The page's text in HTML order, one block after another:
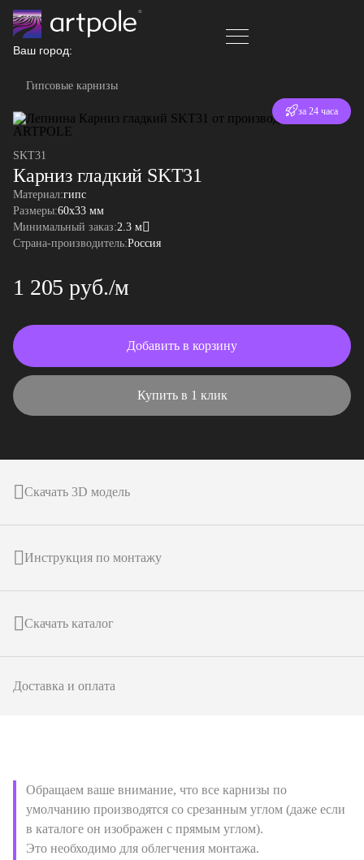
Ваш город:
Гипсовые карнизы
за 24 часа
SKT31
Карниз гладкий SKT31
Материал:гипс
Размеры:60x33 мм
Минимальный заказ:2.3 м
Страна-производитель:Россия
1 205 руб./м
Добавить в корзину
Купить в 1 клик
Скачать 3D модель
Инструкция по монтажу
Скачать каталог
Доставка и оплата
Обращаем ваше внимание, что все карнизы по
умолчанию производятся со срезанным углом (даже если
в каталоге он изображен с прямым углом).
Это необходимо для облегчения монтажа.